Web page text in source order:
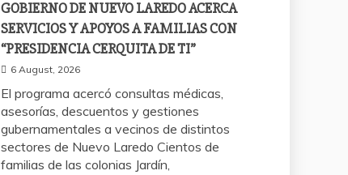
GOBIERNO DE NUEVO LAREDO ACERCA
SERVICIOS Y APOYOS A FAMILIAS CON
“PRESIDENCIA CERQUITA DE TI”
6 August, 2026
El programa acercó consultas médicas,
asesorías, descuentos y gestiones
gubernamentales a vecinos de distintos
sectores de Nuevo Laredo Cientos de
familias de las colonias Jardín,